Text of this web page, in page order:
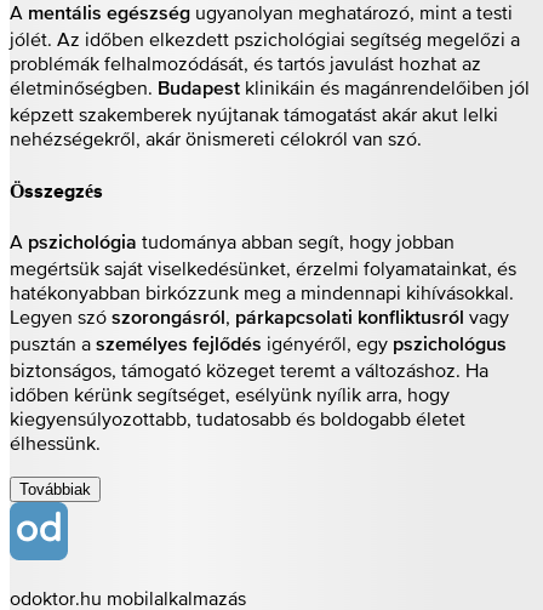
A mentális egészség ugyanolyan meghatározó, mint a testi
jólét. Az időben elkezdett pszichológiai segítség megelőzi a
problémák felhalmozódását, és tartós javulást hozhat az
életminőségben. Budapest klinikáin és magánrendelőiben jól
képzett szakemberek nyújtanak támogatást akár akut lelki
nehézségekről, akár önismereti célokról van szó.
Összegzés
A pszichológia tudománya abban segít, hogy jobban
megértsük saját viselkedésünket, érzelmi folyamatainkat, és
hatékonyabban birkózzunk meg a mindennapi kihívásokkal.
Legyen szó szorongásról párkapcsolati konfliktusról vagy
pusztán a személyes fejlődés igényéről, egy pszichológus
biztonságos, támogató közeget teremt a változáshoz. Ha
időben kérünk segítséget, esélyünk nyílik arra, hogy
kiegyensúlyozottabb, tudatosabb és boldogabb életet
élhessünk.
Továbbiak
odoktor.hu mobilalkalmazás